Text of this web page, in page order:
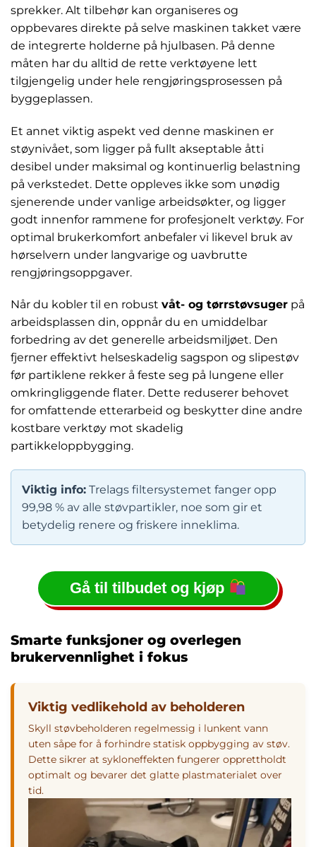
sprekker. Alt tilbehør kan organiseres og
oppbevares direkte på selve maskinen takket være
de integrerte holderne på hjulbasen. På denne
måten har du alltid de rette verktøyene lett
tilgjengelig under hele rengjøringsprosessen på
byggeplassen.
Et annet viktig aspekt ved denne maskinen er
støynivået, som ligger på fullt akseptable åtti
desibel under maksimal og kontinuerlig belastning
på verkstedet. Dette oppleves ikke som unødig
sjenerende under vanlige arbeidsøkter, og ligger
godt innenfor rammene for profesjonelt verktøy. For
optimal brukerkomfort anbefaler vi likevel bruk av
hørselvern under langvarige og uavbrutte
rengjøringsoppgaver.
Når du kobler til en robust våt- og tørrstøvsuger på
arbeidsplassen din, oppnår du en umiddelbar
forbedring av det generelle arbeidsmiljøet. Den
fjerner effektivt helseskadelig sagspon og slipestøv
før partiklene rekker å feste seg på lungene eller
omkringliggende flater. Dette reduserer behovet
for omfattende etterarbeid og beskytter dine andre
kostbare verktøy mot skadelig
partikkeloppbygging.
Viktig info: Trelags filtersystemet fanger opp
99,98 % av alle støvpartikler, noe som gir et
betydelig renere og friskere inneklima.
Gå til tilbudet og kjøp
Smarte funksjoner og overlegen
brukervennlighet i fokus
Viktig vedlikehold av beholderen
Skyll støvbeholderen regelmessig i lunkent vann
uten såpe for å forhindre statisk oppbygging av støv.
Dette sikrer at sykloneffekten fungerer opprettholdt
optimalt og bevarer det glatte plastmaterialet over
tid.